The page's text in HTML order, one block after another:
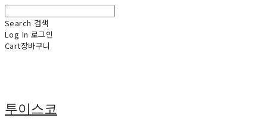
Search 검색
Log In 로그인
Cart장바구니
투이스코